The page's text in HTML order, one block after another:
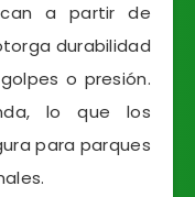
a partir de
durabilidad
o presión.
lo que los
para parques